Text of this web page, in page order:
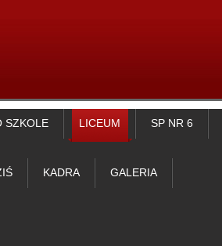
SZKOLE LICEUM SP NR 6
KADRA GALERIA